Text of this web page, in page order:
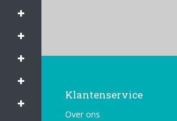
Klantenservice
Over ons